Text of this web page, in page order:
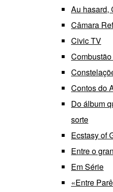
Au hasard,
Câmara
Civic TV
Contos do
Do álbum
sorte
Ecstasy of
Entre o
Em Série
«Entre